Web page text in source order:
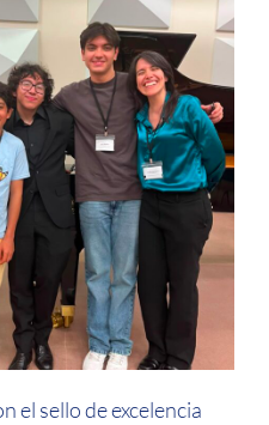
el sello de excelencia